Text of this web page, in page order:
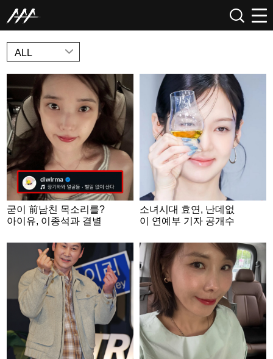
NEWS
ALL
굳이 前남친 목소리를?
아이유, 이종석과 결별
소녀시대 효연, 난데없
이 연예부 기자 공개수
타이슈]